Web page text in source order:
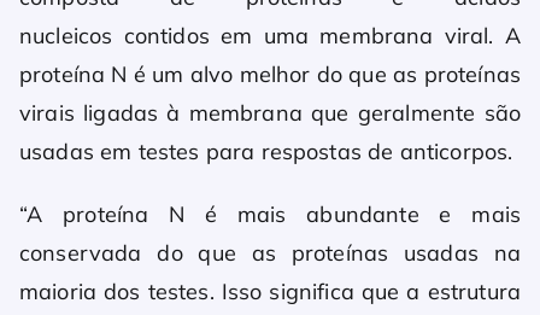
nucleicos contidos em uma membrana viral. A
proteína N é um alvo melhor do que as proteínas
virais ligadas à membrana que geralmente são
usadas em testes para respostas de anticorpos.
“A proteína N é mais abundante e mais
conservada do que as proteínas usadas na
maioria dos testes. Isso significa que a estrutura